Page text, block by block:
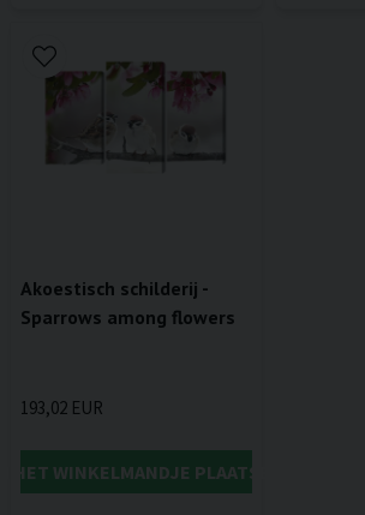
Akoestisch schilderij -
Sparrows among flowers
193,02 EUR
HET WINKELMANDJE PLAATSEN